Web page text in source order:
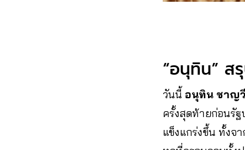
“อนุทิน”
วันนี้ อนุทิน ชาญ
ครั้งสุดท้ายก่อนรัฐ
แข็งแกร่งขึ้น ทั้งจ